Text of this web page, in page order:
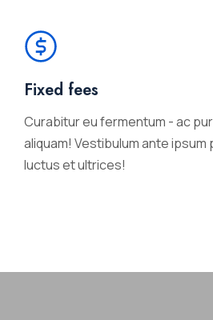
Fixed fees
Curabitur eu fermentum - ac
aliquam! Vestibulum ante ipsum
luctus et ultrices!